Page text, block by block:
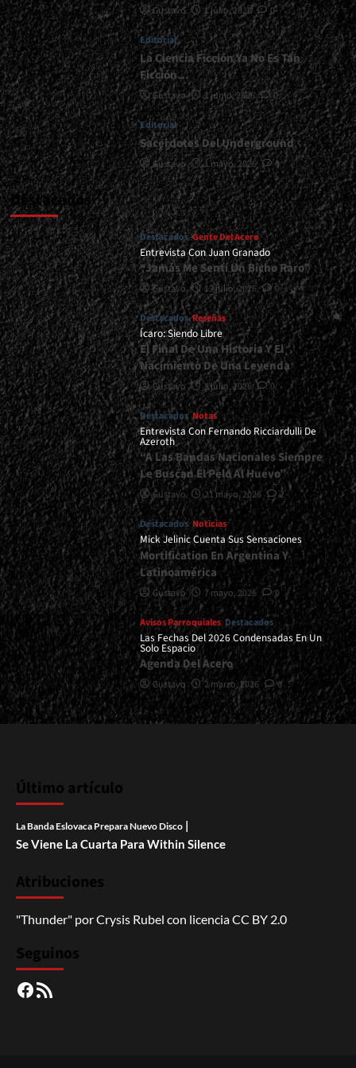
</small>
<div>Electro
Black
Metal</div>
Gustavo 1 julio, 2026 0
Editorial
La Ciencia Ficción Ya No Es Tan
Ficción…
Gustavo 1 junio, 2026 0
Editorial
Sacerdotes Del Underground
Gustavo 1 mayo, 2026 0
Destacados
Destacados Gente Del Acero
Entrevista Con Juan Granado
“Jamás Me Sentí Un Bicho Raro”
Gustavo 13 julio, 2026 0
Destacados Reseñas
Ícaro: Siendo Libre
El Final De Una Historia Y El
Nacimiento De Una Leyenda
Gustavo 8 julio, 2026 0
Destacados Notas
Entrevista Con Fernando Ricciardulli De
Azeroth
“A Las Bandas Nacionales Siempre
Le Buscan El Pelo Al Huevo”
Gustavo 21 mayo, 2026 2
Destacados Noticias
Mick Jelinic Cuenta Sus Sensaciones
Mortification En Argentina Y
Latinoamérica
Gustavo 7 mayo, 2026 0
Avisos Parroquiales Destacados
Las Fechas Del 2026 Condensadas En Un
Solo Espacio
Agenda Del Acero
Gustavo 2 marzo, 2026 0
Último artículo
La Banda Eslovaca Prepara Nuevo Disco |
Se Viene La Cuarta Para Within Silence
Atribuciones
"Thunder" porCrysis Rubel con licenciaCC BY 2.0
Seguinos
Facebook
RSS